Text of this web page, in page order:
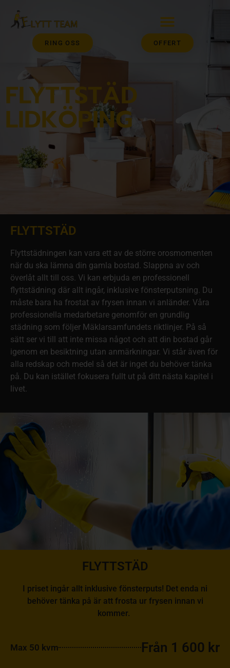
RING OSS OFFERT
FLYTTSTÄD
LIDKÖPING
FLYTTSTÄD
Flyttstädningen kan vara ett av de större orosmomenten
när du ska lämna din gamla bostad. Slappna av och
överlåt allt till oss. Vi kan erbjuda en professionell
flyttstädning där allt ingår, inklusive fönsterputsning. Du
måste bara ha frostat av frysen innan vi anländer. Våra
professionella medarbetare genomför en grundlig
städning som följer Mäklarsamfundets riktlinjer. På så
sätt ser vi till att inte missa något och att din bostad går
igenom en besiktning utan anmärkningar. Vi står även för
alla redskap och medel så det är inget du behöver tänka
på. Du kan istället fokusera fullt ut på ditt nästa kapitel i
livet.
FLYTTSTÄD
I priset ingår allt inklusive fönsterputs! Det enda ni
behöver tänka på är att frosta ur frysen innan vi
kommer.
Max 50 kvm Från 1 600 kr